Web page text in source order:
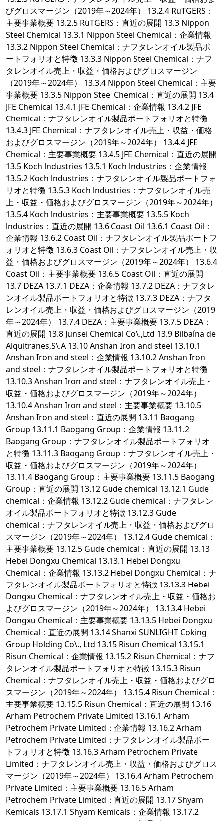
びグロスマージン（2019年～2024年） 13.2.4 RüTGERS：
主要事業概要 13.2.5 RüTGERS：直近の展開 13.3 Nippon
Steel Chemical 13.3.1 Nippon Steel Chemical：企業情報
13.3.2 Nippon Steel Chemical：ナフタレンオイル製品ポ
ートフォリオと特徴 13.3.3 Nippon Steel Chemical：ナフ
タレンオイル売上・収益・価格およびグロスマージン
（2019年～2024年） 13.3.4 Nippon Steel Chemical：主要
事業概要 13.3.5 Nippon Steel Chemical：直近の展開 13.4
JFE Chemical 13.4.1 JFE Chemical：企業情報 13.4.2 JFE
Chemical：ナフタレンオイル製品ポートフォリオと特徴
13.4.3 JFE Chemical：ナフタレンオイル売上・収益・価格
およびグロスマージン（2019年～2024年） 13.4.4 JFE
Chemical：主要事業概要 13.4.5 JFE Chemical：直近の展開
13.5 Koch lndustries 13.5.1 Koch lndustries：企業情報
13.5.2 Koch lndustries：ナフタレンオイル製品ポートフォ
リオと特徴 13.5.3 Koch lndustries：ナフタレンオイル売
上・収益・価格およびグロスマージン（2019年～2024年）
13.5.4 Koch lndustries：主要事業概要 13.5.5 Koch
lndustries：直近の展開 13.6 Coast Oil 13.6.1 Coast Oil：
企業情報 13.6.2 Coast Oil：ナフタレンオイル製品ポートフ
ォリオと特徴 13.6.3 Coast Oil：ナフタレンオイル売上・収
益・価格およびグロスマージン（2019年～2024年） 13.6.4
Coast Oil：主要事業概要 13.6.5 Coast Oil：直近の展開
13.7 DEZA 13.7.1 DEZA：企業情報 13.7.2 DEZA：ナフタレ
ンオイル製品ポートフォリオと特徴 13.7.3 DEZA：ナフタ
レンオイル売上・収益・価格およびグロスマージン（2019
年～2024年） 13.7.4 DEZA：主要事業概要 13.7.5 DEZA：
直近の展開 13.8 Junsei Chemical Co\.,Ltd 13.9 Bilbaína de
Alquitranes,S\.A 13.10 Anshan Iron and steel 13.10.1
Anshan Iron and steel：企業情報 13.10.2 Anshan Iron
and steel：ナフタレンオイル製品ポートフォリオと特徴
13.10.3 Anshan Iron and steel：ナフタレンオイル売上・
収益・価格およびグロスマージン（2019年～2024年）
13.10.4 Anshan Iron and steel：主要事業概要 13.10.5
Anshan Iron and steel：直近の展開 13.11 Baogang
Group 13.11.1 Baogang Group：企業情報 13.11.2
Baogang Group：ナフタレンオイル製品ポートフォリオ
と特徴 13.11.3 Baogang Group：ナフタレンオイル売上・
収益・価格およびグロスマージン（2019年～2024年）
13.11.4 Baogang Group：主要事業概要 13.11.5 Baogang
Group：直近の展開 13.12 Gude chemical 13.12.1 Gude
chemical：企業情報 13.12.2 Gude chemical：ナフタレン
オイル製品ポートフォリオと特徴 13.12.3 Gude
chemical：ナフタレンオイル売上・収益・価格およびグロ
スマージン（2019年～2024年） 13.12.4 Gude chemical：
主要事業概要 13.12.5 Gude chemical：直近の展開 13.13
Hebei Dongxu Chemical 13.13.1 Hebei Dongxu
Chemical：企業情報 13.13.2 Hebei Dongxu Chemical：ナ
フタレンオイル製品ポートフォリオと特徴 13.13.3 Hebei
Dongxu Chemical：ナフタレンオイル売上・収益・価格お
よびグロスマージン（2019年～2024年） 13.13.4 Hebei
Dongxu Chemical：主要事業概要 13.13.5 Hebei Dongxu
Chemical：直近の展開 13.14 Shanxi SUNLIGHT Coking
Group Holding Co\., Ltd 13.15 Risun Chemical 13.15.1
Risun Chemical：企業情報 13.15.2 Risun Chemical：ナフ
タレンオイル製品ポートフォリオと特徴 13.15.3 Risun
Chemical：ナフタレンオイル売上・収益・価格およびグロ
スマージン（2019年～2024年） 13.15.4 Risun Chemical：
主要事業概要 13.15.5 Risun Chemical：直近の展開 13.16
Arham Petrochem Private Limited 13.16.1 Arham
Petrochem Private Limited：企業情報 13.16.2 Arham
Petrochem Private Limited：ナフタレンオイル製品ポー
トフォリオと特徴 13.16.3 Arham Petrochem Private
Limited：ナフタレンオイル売上・収益・価格およびグロス
マージン（2019年～2024年） 13.16.4 Arham Petrochem
Private Limited：主要事業概要 13.16.5 Arham
Petrochem Private Limited：直近の展開 13.17 Shyam
Kemicals 13.17.1 Shyam Kemicals：企業情報 13.17.2